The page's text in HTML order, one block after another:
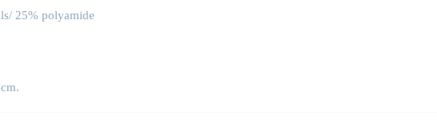
25% polyamide